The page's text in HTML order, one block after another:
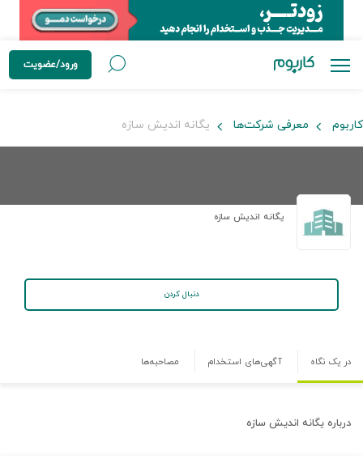
ورود/عضویت
کاربوم معرفی شرکت‌ها یگانه اندیش سازه
یگانه اندیش سازه
دنبال کردن
در یک نگاه آگهی‌های استخدام مصاحبه‌ها
درباره یگانه اندیش سازه